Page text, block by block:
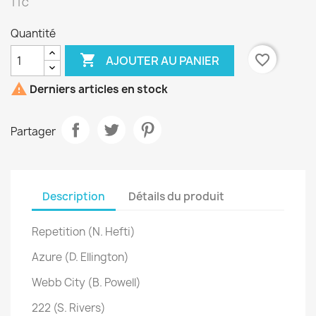
TTC
Quantité
 AJOUTER AU PANIER
favorite_border
 Derniers articles en stock
Partager
Description Détails du produit
Repetition (N. Hefti)
Azure (D. Ellington)
Webb City (B. Powell)
222 (S. Rivers)